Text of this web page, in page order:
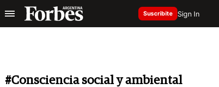
Suscribite Sign In
#Consciencia social y ambiental